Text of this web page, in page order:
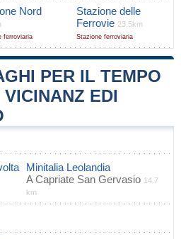
Nord
ferroviaria
Stazione delle
Ferrovie 23.5km
Stazione ferroviaria
PER IL TEMPO
EDI
Minitalia Leolandia
ACapriate San Gervasio 14.7
km